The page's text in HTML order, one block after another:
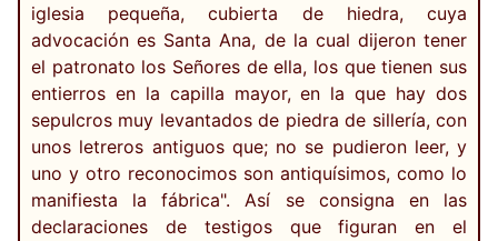
iglesia pequeña, cubierta de hiedra, cuya
advocación es Santa Ana, de la cual dijeron tener
el patronato los Señores de ella, los que tienen sus
entierros en la capilla mayor, en la que hay dos
sepulcros muy levantados de piedra de sillería, con
unos letreros antiguos que; no se pudieron leer, y
uno y otro reconocimos son antiquísimos, como lo
manifiesta la fábrica". Así se consigna en las
declaraciones de testigos que figuran en el